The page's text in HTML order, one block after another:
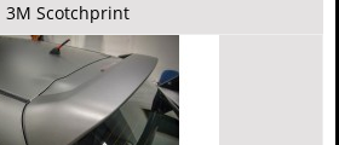
3M Scotchprint